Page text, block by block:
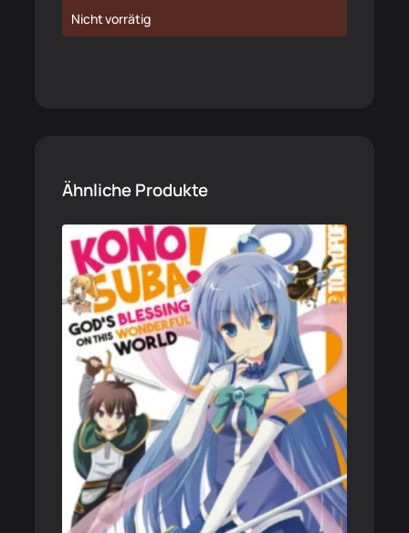
Nicht vorrätig
Ähnliche Produkte